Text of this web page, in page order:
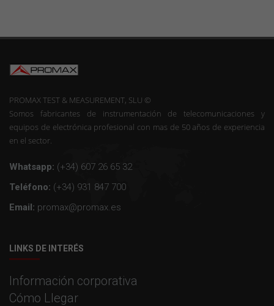
PROMAX TEST & MEASUREMENT, SLU ©
Somos fabricantes de instrumentación de telecomunicaciones y
equipos de electrónica profesional con mas de 50 años de experiencia
en el sector.
Whatsapp: (+34) 607 26 65 32
Teléfono: (+34) 931 847 700
Email: promax@promax.es
LINKS DE INTERÉS
Información corporativa
Cómo Llegar